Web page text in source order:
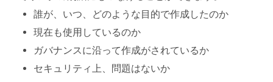
誰が、いつ、どのような目的で作成したのか
現在も使用しているのか
ガバナンスに沿って作成がされているか
セキュリティ上、問題はないか